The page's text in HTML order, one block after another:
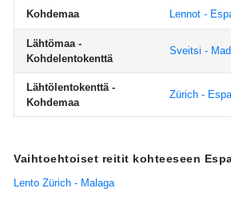
Kohdemaa Lennot -
Lähtömaa -
Kohdelentokenttä
Sveitsi -
Lähtölentokenttä -
Kohdemaa
Zürich -
Vaihtoehtoiset reitit kohteeseen
Lento Zürich - Malaga